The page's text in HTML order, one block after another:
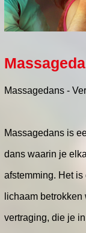
Massagedans -
Massagedans is
dans waarin je
afstemming. Het
lichaam
vertraging, die je